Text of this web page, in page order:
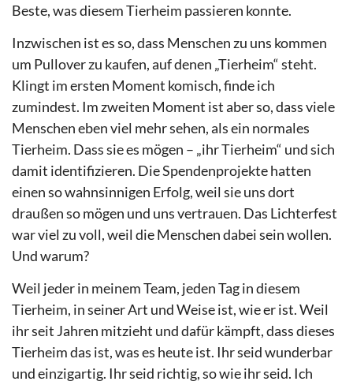
Beste, was diesem Tierheim passieren konnte.
Inzwischen ist es so, dass Menschen zu uns kommen
um Pullover zu kaufen, auf denen „Tierheim“ steht.
Klingt im ersten Moment komisch, finde ich
zumindest. Im zweiten Moment ist aber so, dass viele
Menschen eben viel mehr sehen, als ein normales
Tierheim. Dass sie es mögen – „ihr Tierheim“ und sich
damit identifizieren. Die Spendenprojekte hatten
einen so wahnsinnigen Erfolg, weil sie uns dort
draußen so mögen und uns vertrauen. Das Lichterfest
war viel zu voll, weil die Menschen dabei sein wollen.
Und warum?
Weil jeder in meinem Team, jeden Tag in diesem
Tierheim, in seiner Art und Weise ist, wie er ist. Weil
ihr seit Jahren mitzieht und dafür kämpft, dass dieses
Tierheim das ist, was es heute ist. Ihr seid wunderbar
und einzigartig. Ihr seid richtig, so wie ihr seid. Ich